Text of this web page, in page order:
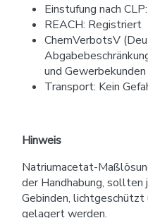
Einstufung nach
REACH: Registriert
ChemVerbotsV
und Gewerbekunden
Transport: Kein
Hinweis
Natriumacetat-
der Handhabung, sollten
Gebinden,
gelagert werden.